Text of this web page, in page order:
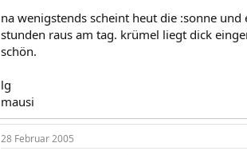
na wenigstends scheint heut die :sonne
stunden raus am tag. krümel liegt dick
schön.
lg
mausi
28 Februar 2005